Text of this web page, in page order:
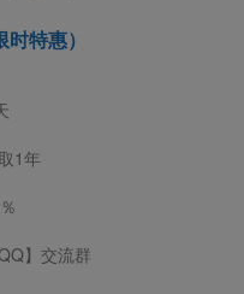
特惠）
1年
】交流群